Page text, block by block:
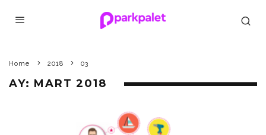
Home 2018 03
AY: MART 2018